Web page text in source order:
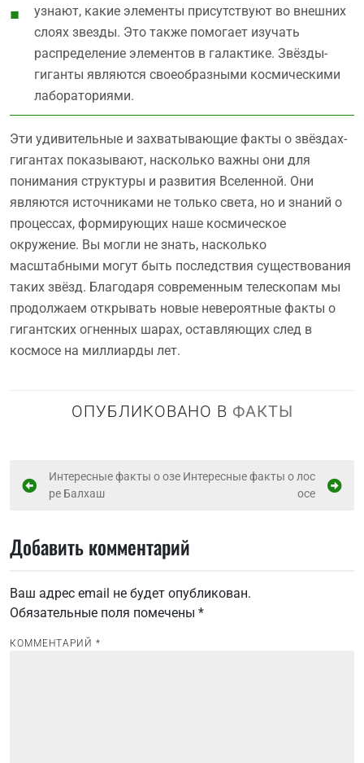
узнают, какие элементы присутствуют во внешних
слоях звезды. Это также помогает изучать
распределение элементов в галактике. Звёзды-
гиганты являются своеобразными космическими
лабораториями.
Эти удивительные и захватывающие факты о звёздах-
гигантах показывают, насколько важны они для
понимания структуры и развития Вселенной. Они
являются источниками не только света, но и знаний о
процессах, формирующих наше космическое
окружение. Вы могли не знать, насколько
масштабными могут быть последствия существования
таких звёзд. Благодаря современным телескопам мы
продолжаем открывать новые невероятные факты о
гигантских огненных шарах, оставляющих след в
космосе на миллиарды лет.
ОПУБЛИКОВАНО В ФАКТЫ
Н
и
а
ц
и
Интересные факты о озе
ре Балхаш
Интересные факты о лос
осе
Добавить комментарий
Ваш адрес email не будет опубликован.
Обязательные поля помечены *
КОММЕНТАРИЙ *